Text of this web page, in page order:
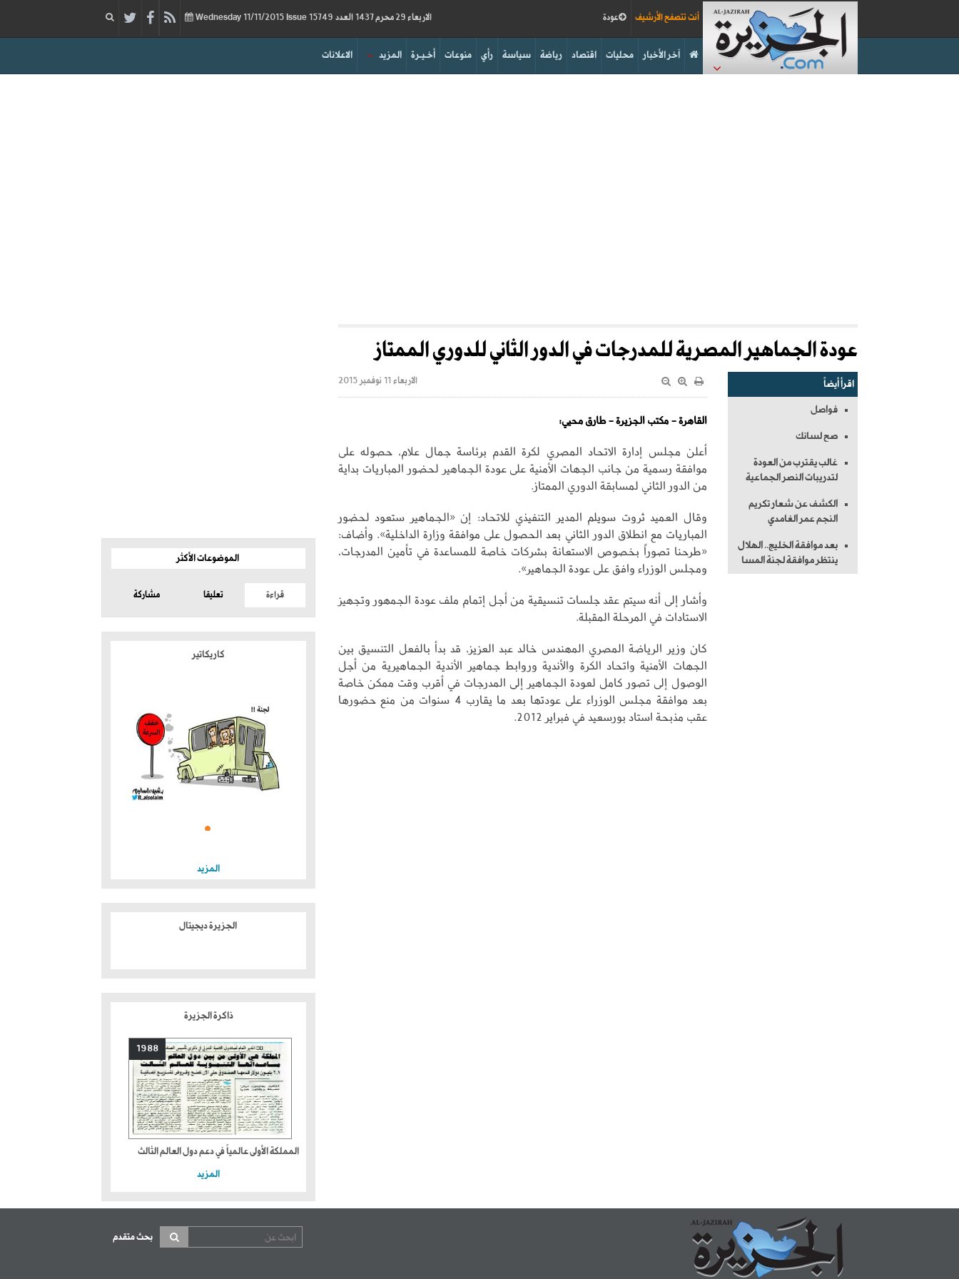
الاربعاء 29 محرم 1437 العدد 15749 11/11/2015 Issue عودة أنت تتصفح الأرشيف
الاعلانات المزيد أخـيـرة منوعات رأي سياسة رياضة اقتصاد محليات آخر الأخبار
عودة الجماهير المصرية للمدرجات في الدور الثاني للدوري الممتاز
اقرأ أيضاً
فواصل
صح لسانك
غالب يقترب من العودة
لتدريبات النصر الجماعية
الكشف عن شعار تكريم
النجم عمر الغامدي
بعد موافقة الخليج.. الهلال
ينتظر موافقة لجنة المسا
الاربعاء 11 نوفمبر 2015
القاهرة - مكتب الجزيرة - طارق محيي:
أعلن مجلس إدارة الاتحاد المصري لكرة القدم برئاسة جمال علام، حصوله على
موافقة رسمية من جانب الجهات الأمنية على عودة الجماهير لحضور المباريات بداية
من الدور الثاني لمسابقة الدوري الممتاز.
وقال العميد ثروت سويلم المدير التنفيذي للاتحاد: إن «الجماهير ستعود لحضور
المباريات مع انطلاق الدور الثاني بعد الحصول على موافقة وزارة الداخلية». وأضاف:
«طرحنا تصوراً بخصوص الاستعانة بشركات خاصة للمساعدة في تأمين المدرجات،
ومجلس الوزراء وافق على عودة الجماهير».
وأشار إلى أنه سيتم عقد جلسات تنسيقية من أجل إتمام ملف عودة الجمهور وتجهيز
الاستادات في المرحلة المقبلة.
كان وزير الرياضة المصري المهندس خالد عبد العزيز، قد بدأ بالفعل التنسيق بين
الجهات الأمنية واتحاد الكرة والأندية وروابط جماهير الأندية الجماهيرية من أجل
الوصول إلى تصور كامل لعودة الجماهير إلى المدرجات في أقرب وقت ممكن خاصة
بعد موافقة مجلس الوزراء على عودتها بعد ما يقارب 4 سنوات من منع حضورها
عقب مذبحة استاد بورسعيد في فبراير 2012.
الموضوعات الأكثر
قراءة تعليقا مشاركة
كاريكاتير
المزيد
الجزيرة ديجيتال
ذاكرة الجزيرة
1988
المملكة الأولى عالمياً في دعم دول العالم الثالث
المزيد
بحث متقدم